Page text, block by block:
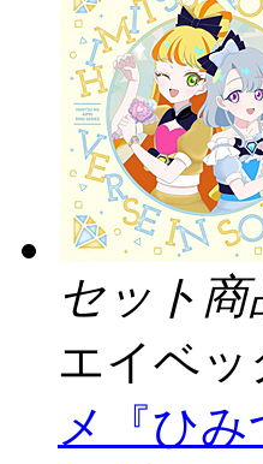
セット商
エイベ
メ『ひ